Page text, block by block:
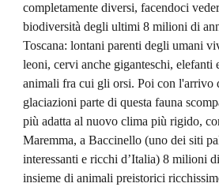
completamente diversi, facendoci
biodiversità degli ultimi 8 milioni di
Toscana: lontani parenti degli umani
leoni, cervi anche giganteschi, elefanti
animali fra cui gli orsi. Poi con l'arrivo
glaciazioni parte di questa fauna
più adatta al nuovo clima più rigido,
Maremma, a Baccinello (uno dei siti
interessanti e ricchi d’Italia) 8 milioni
insieme di animali preistorici